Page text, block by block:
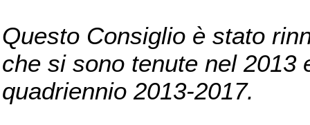
Questo Consiglio è stato
che si sono tenute nel 2013
quadriennio 2013-2017.